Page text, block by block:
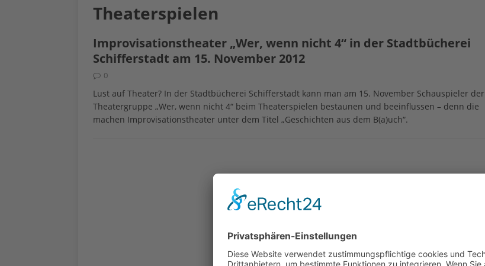
ALLGEMEIN
[ 24. März 2023 ]
Töpfern per Hand am Abend in Limburgerhof
ALLGEMEIN
Jucken auf acht Beinen…
GESUNDHEIT
Theaterspielen
Improvisationstheater „Wer, wenn nicht 4“ in der Stadtbücherei
Schifferstadt am 15. November 2012
0
Lust auf Theater? In der Stadtbücherei Schifferstadt kann man am 15. November Schauspieler der
Theatergruppe „Wer, wenn nicht 4“ beim Theaterspielen bestaunen und beeinflussen – denn die
machen Improvisationstheater unter dem Titel „Geschichten aus dem B(a)uch“.